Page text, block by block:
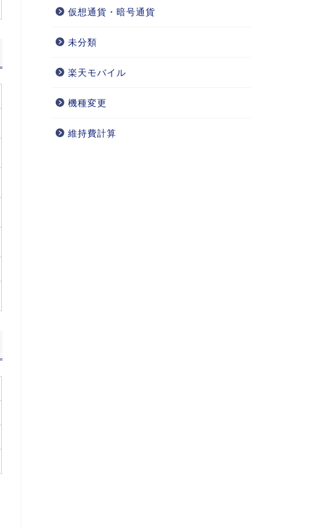
仮想通貨・暗号通貨
未分類
楽天モバイル
機種変更
維持費計算